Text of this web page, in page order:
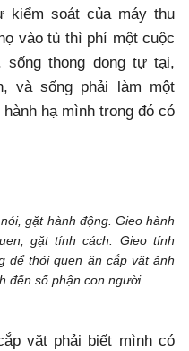
soát của máy thu
vào tù thì phí một cuộc
thong dong tự tại,
và sống phải làm một
hạ mình trong đó có
gặt hành động. Gieo hành
gặt tính cách. Gieo tính
để thói quen ăn cắp vặt ảnh
đến số phận con người.
vặt phải biết mình có